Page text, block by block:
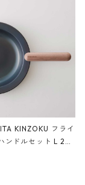
KINZOKU フライ
ンドルセット L 24c
応 鉄フライパン